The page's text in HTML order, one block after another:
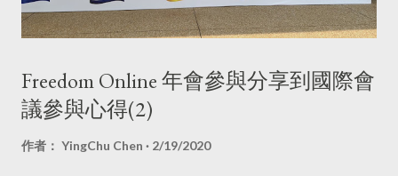
Freedom Online 年會參與分享到國際會
議參與心得(2)
作者： YingChu Chen 2/19/2020